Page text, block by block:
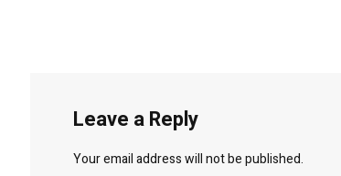
Leave a Reply
Your email address will not be published.